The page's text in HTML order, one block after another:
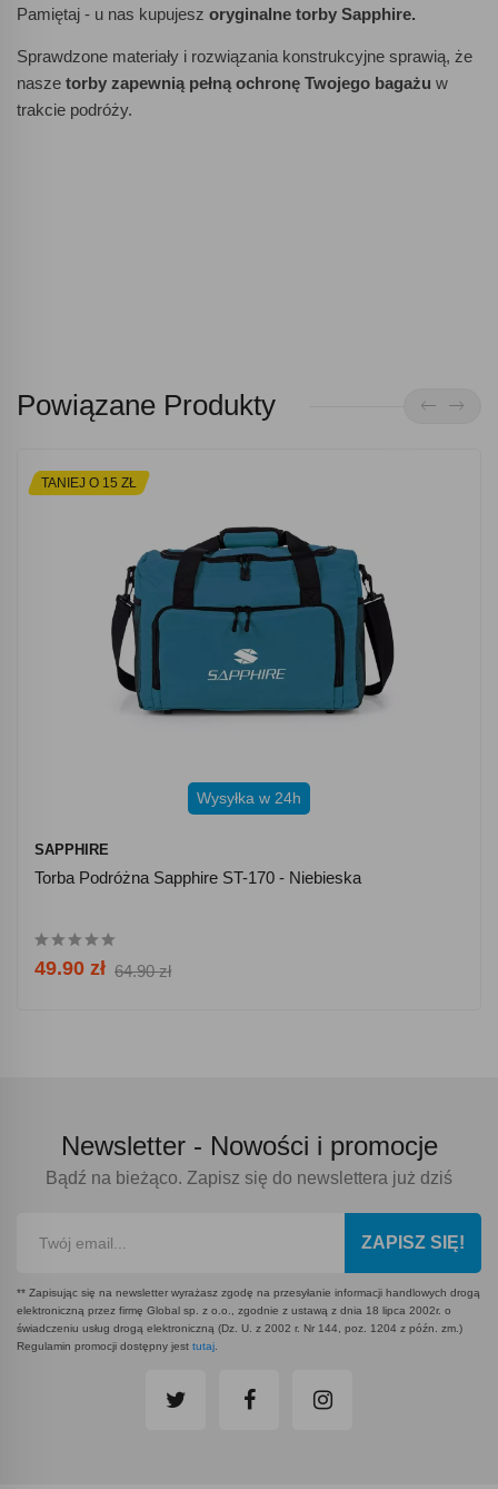
Pamiętaj - u nas kupujesz oryginalne torby Sapphire.
Sprawdzone materiały i rozwiązania konstrukcyjne sprawią, że
nasze torby zapewnią pełną ochronę Twojego bagażu w
trakcie podróży.
Powiązane Produkty
TANIEJ O 15 ZŁ
Wysyłka w 24h
SAPPHIRE
Torba Podróżna Sapphire ST-170 - Niebieska
49.90 zł 64.90 zł
Newsletter - Nowości i promocje
Bądź na bieżąco. Zapisz się do newslettera już dziś
ZAPISZ SIĘ!
** Zapisując się na newsletter wyrażasz zgodę na przesyłanie informacji handlowych drogą
elektroniczną przez firmę Global sp. z o.o., zgodnie z ustawą z dnia 18 lipca 2002r. o
świadczeniu usług drogą elektroniczną (Dz. U. z 2002 r. Nr 144, poz. 1204 z późn. zm.)
Regulamin promocji dostępny jest tutaj.